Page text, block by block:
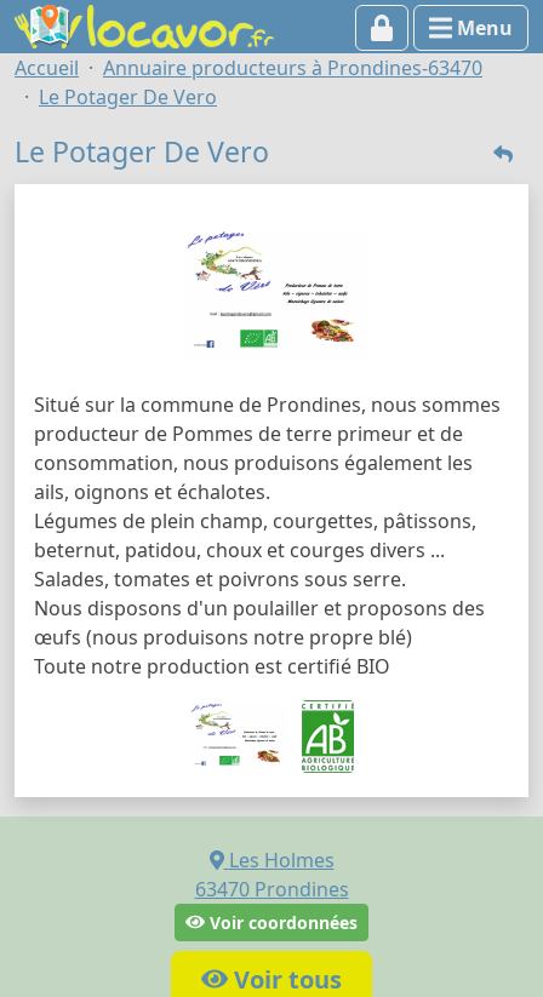
Menu
Accueil
Annuaire producteurs à Prondines-63470
Le Potager De Vero
Le Potager De Vero
Situé sur la commune de Prondines, nous sommes
producteur de Pommes de terre primeur et de
consommation, nous produisons également les
ails, oignons et échalotes.
Légumes de plein champ, courgettes, pâtissons,
beternut, patidou, choux et courges divers ...
Salades, tomates et poivrons sous serre.
Nous disposons d'un poulailler et proposons des
œufs (nous produisons notre propre blé)
Toute notre production est certifié BIO
Les Holmes
63470 Prondines
Voir coordonnées
Voir tous